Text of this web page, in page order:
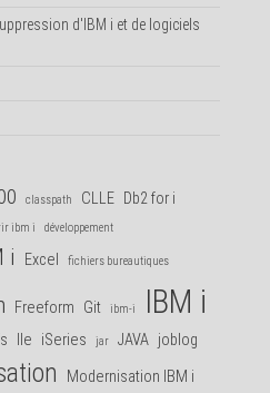
d'IBM i et de logiciels
classpath CLLE Db2 for i
ibm i développement
i Excel fichiers bureautiques
Freeform Git ibm-i IBM i
Ile iSeries jar JAVA joblog
Modernisation IBM i